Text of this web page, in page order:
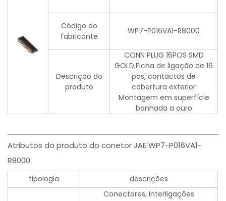
Código do
fabricante
WP7-P016VA1-R8000
Descrição do
produto
CONN PLUG 16POS SMD
GOLD,Ficha de ligação de 16
pos, contactos de
cobertura exterior
Montagem em superfície
banhada a ouro
Atributos do produto do conetor JAE WP7-P016VA1-
R8000:
tipologia descrições
Conectores, Interligações